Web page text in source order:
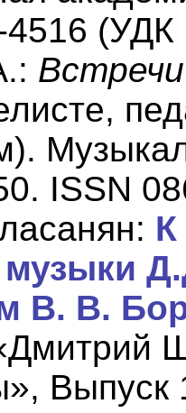
4516
ISSN
К
В. В.
Выпуск